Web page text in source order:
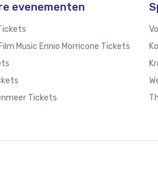
evenementen
Music Ennio Morricone Tickets
Tickets